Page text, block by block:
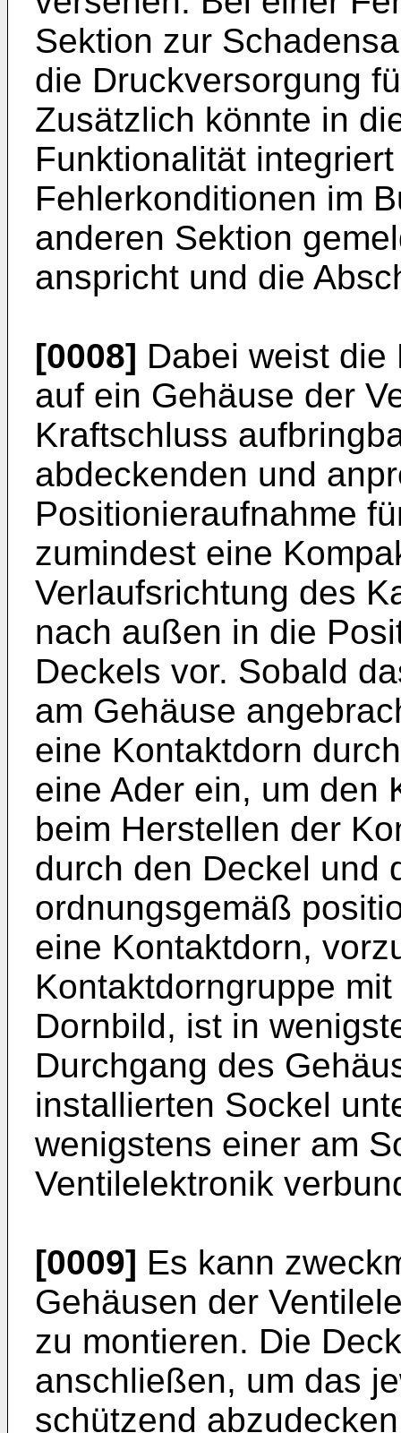
Sektion zur
die Druckversorgung
Zusätzlich könnte in
Funktionalität
Fehlerkonditionen im
anderen Sektion
anspricht und die
[0008] Dabei weist
auf ein Gehäuse der
Kraftschluss
abdeckenden und
Positionieraufnahme
zumindest eine
Verlaufsrichtung des
nach außen in die
Deckels vor. Sobald
am Gehäuse
eine Kontaktdorn
eine Ader ein, um den
beim Herstellen der
durch den Deckel und
ordnungsgemäß
eine Kontaktdorn,
Kontaktdorngruppe
Dornbild, ist in
Durchgang des
installierten Sockel
wenigstens einer am
Ventilelektronik
[0009] Es kann
Gehäusen der
zu montieren. Die
anschließen, um das
schützend